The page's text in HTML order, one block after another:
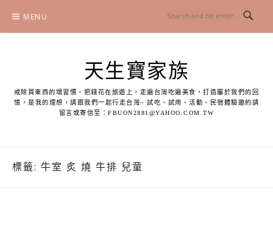
content
MENU
天生寶家族
戒除買東西的壞習慣，把錢花在旅遊上，走遍台灣吃遍美食，打造屬於我們的回
憶，是我的理想，請跟我們一起行走台灣~ 試吃、試用、活動、民宿體驗邀約請
留言或寄信至：FBUON2881@YAHOO.COM.TW
標籤: 牛室 炙 燒 牛排 兒童